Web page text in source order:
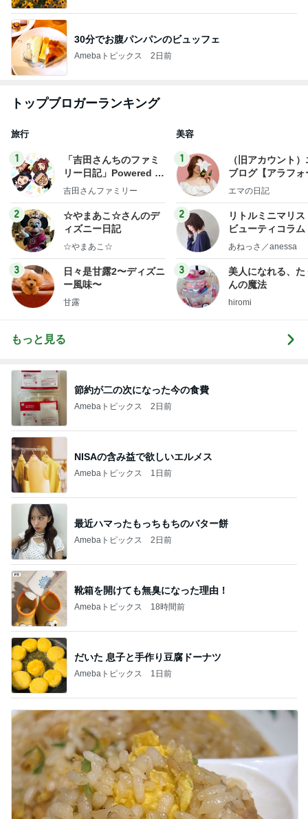
30分でお腹パンパンのビュッフェ
Amebaトピックス 2日前
トップブロガーランキング
旅行
1
「吉田さんちのファミ
リー日記」Powered b
y Ameba 吉田さんファ
ログ
吉田さんファミリー
2
☆やまあこ☆さんのデ
ィズニー日記
☆やまあこ☆
3
日々是甘露2〜ディズニ
ー風味〜
甘露
美容
1
（旧アカウント
ブログ【アラフォ
社売却セカンドラ
エマの日記
2
リトルミニマリス
ビューティコラ
little
あねっさ／anessa
3
美人になれる、た
んの魔法
hiromi
もっと見る
節約が二の次になった今の食費
Amebaトピックス 2日前
NISAの含み益で欲しいエルメス
Amebaトピックス 1日前
最近ハマったもっちもちのバター餅
Amebaトピックス 2日前
靴箱を開けても無臭になった理由！
Amebaトピックス 18時間前
だいた 息子と手作り豆腐ドーナツ
Amebaトピックス 1日前